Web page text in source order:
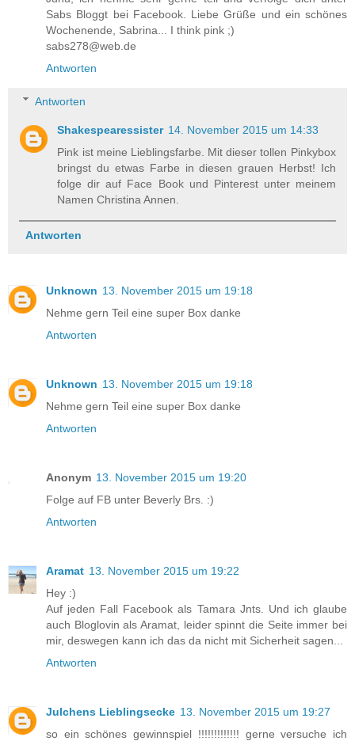
Sabs Bloggt bei Facebook. Liebe Grüße und ein schönes
Wochenende, Sabrina... I think pink ;)
sabs278@web.de
Antworten
Antworten
Shakespearessister 14. November 2015 um 14:33
Pink ist meine Lieblingsfarbe. Mit dieser tollen Pinkybox
bringst du etwas Farbe in diesen grauen Herbst! Ich
folge dir auf Face Book und Pinterest unter meinem
Namen Christina Annen.
Antworten
Unknown 13. November 2015 um 19:18
Nehme gern Teil eine super Box danke
Antworten
Unknown 13. November 2015 um 19:18
Nehme gern Teil eine super Box danke
Antworten
Anonym 13. November 2015 um 19:20
Folge auf FB unter Beverly Brs. :)
Antworten
Aramat 13. November 2015 um 19:22
Hey :)
Auf jeden Fall Facebook als Tamara Jnts. Und ich glaube
auch Bloglovin als Aramat, leider spinnt die Seite immer bei
mir, deswegen kann ich das da nicht mit Sicherheit sagen...
Antworten
Julchens Lieblingsecke 13. November 2015 um 19:27
so ein schönes gewinnspiel !!!!!!!!!!!!! gerne versuche ich